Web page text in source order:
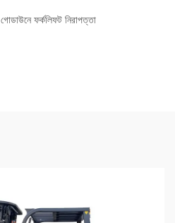
গোডাউনে ফর্কলিফট নিরাপত্তা